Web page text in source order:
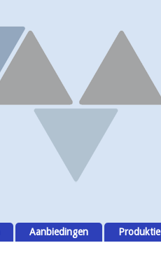
Aanbiedingen Produktie